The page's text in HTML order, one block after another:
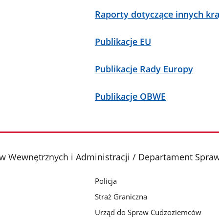
Raporty dotyczące innych
Publikacje EU
Publikacje Rady Europy
Publikacje OBWE
Wewnętrznych i Administracji / Departament
Policja
Straż Graniczna
Urząd do Spraw Cudzoziemców